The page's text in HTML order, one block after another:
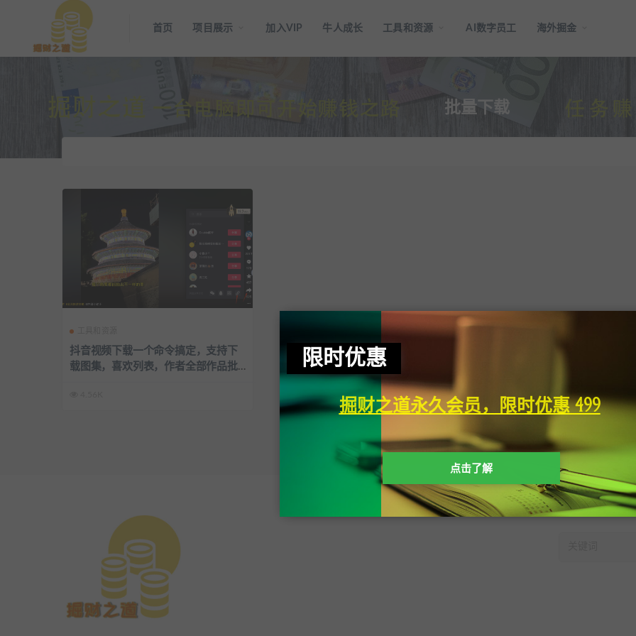
首页 项目展示 加入VIP 牛人成长 工具和资源 AI数字员工 海外掘金
批量下载
抖音视频下载一个命令搞定，支持下
载图集，喜欢列表，作者全部作品批
快速搜索
限时优惠
掘财之道永久会员，限时优惠 499
点击了解